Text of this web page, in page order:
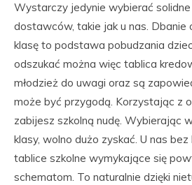
Wystarczy jedynie wybierać
dostawców, takie jak u nas. Dbanie
klasę to podstawa pobudzania
odszukać można więc tablica
młodzież do uwagi oraz są
może być przygodą. Korzystając z
zabijesz szkolną nudę. Wybierając
klasy, wolno dużo zyskać. U nas
tablice szkolne wymykające się
schematom. To naturalnie dzięki